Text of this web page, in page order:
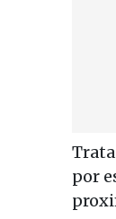
por